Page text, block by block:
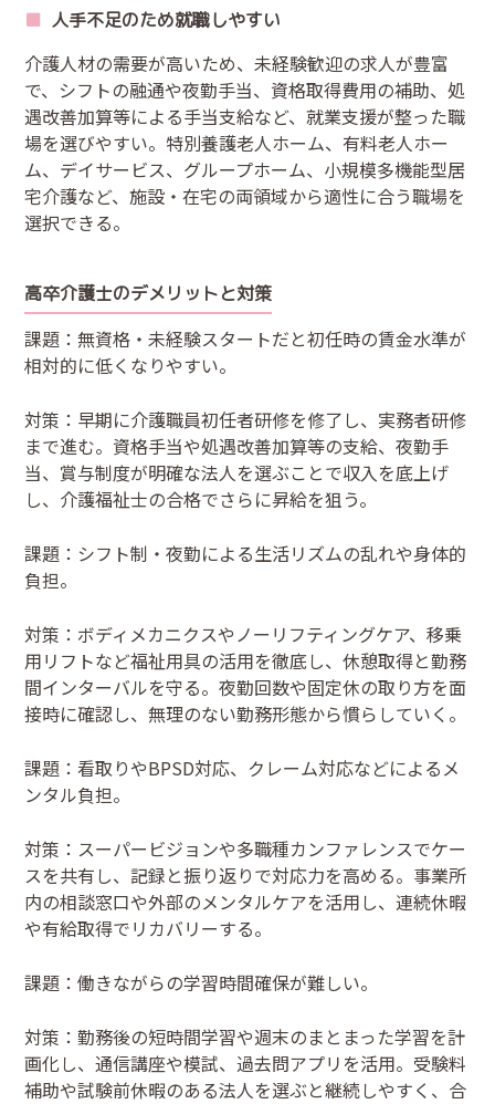
人手不足のため就職しやすい
介護人材の需要が高いため、未経験歓迎の求人が豊富
で、シフトの融通や夜勤手当、資格取得費用の補助、処
遇改善加算等による手当支給など、就業支援が整った職
場を選びやすい。特別養護老人ホーム、有料老人ホー
ム、デイサービス、グループホーム、小規模多機能型居
宅介護など、施設・在宅の両領域から適性に合う職場を
選択できる。
高卒介護士のデメリットと対策
課題：無資格・未経験スタートだと初任時の賃金水準が
相対的に低くなりやすい。
対策：早期に介護職員初任者研修を修了し、実務者研修
まで進む。資格手当や処遇改善加算等の支給、夜勤手
当、賞与制度が明確な法人を選ぶことで収入を底上げ
し、介護福祉士の合格でさらに昇給を狙う。
課題：シフト制・夜勤による生活リズムの乱れや身体的
負担。
対策：ボディメカニクスやノーリフティングケア、移乗
用リフトなど福祉用具の活用を徹底し、休憩取得と勤務
間インターバルを守る。夜勤回数や固定休の取り方を面
接時に確認し、無理のない勤務形態から慣らしていく。
課題：看取りやBPSD対応、クレーム対応などによるメ
ンタル負担。
対策：スーパービジョンや多職種カンファレンスでケー
スを共有し、記録と振り返りで対応力を高める。事業所
内の相談窓口や外部のメンタルケアを活用し、連続休暇
や有給取得でリカバリーする。
課題：働きながらの学習時間確保が難しい。
対策：勤務後の短時間学習や週末のまとまった学習を計
画化し、通信講座や模試、過去問アプリを活用。受験料
補助や試験前休暇のある法人を選ぶと継続しやすく、合